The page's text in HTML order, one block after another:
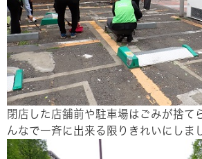
閉店した店舗前や駐車場はごみが捨て
んなで一斉に出来る限りきれいにしま